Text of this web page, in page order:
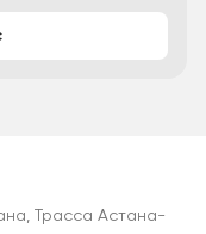
Трасса Астана-